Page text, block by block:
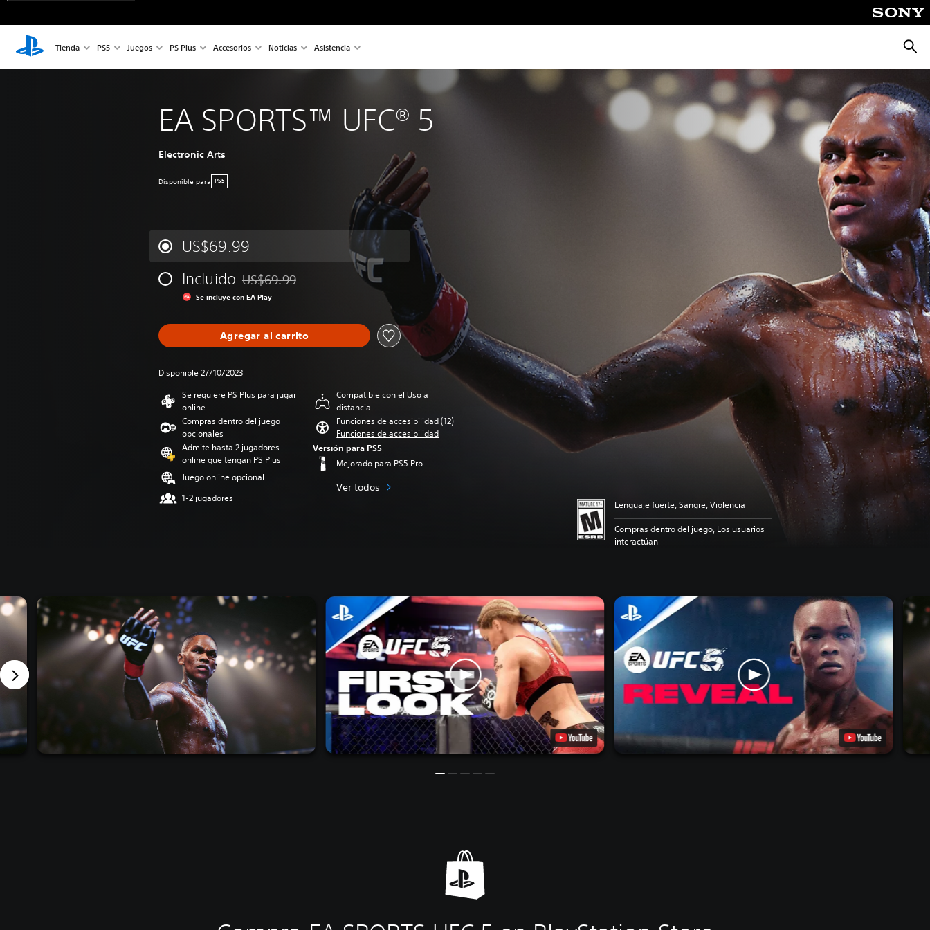
Tienda PS5 Juegos PS Plus Accesorios Noticias Asistencia
EA SPORTS™ UFC® 5
Electronic Arts
Disponible para PS5
US$69.99
Incluido Rebajado del precio original de US$69.99
US$69.99
Se incluye con EA Play
Agregar al carrito
Disponible 27/10/2023
Se requiere PS Plus para jugar
online
Compras dentro del juego
opcionales
Admite hasta 2 jugadores
online que tengan PS Plus
Juego online opcional
1-2 jugadores
Compatible con el Uso a
distancia
Funciones de accesibilidad (12)
Funciones de accesibilidad
Versión para PS5
Mejorado para PS5 Pro
Ver todos
Lenguaje fuerte, Sangre, Violencia
Compras dentro del juego, Los usuarios
interactúan